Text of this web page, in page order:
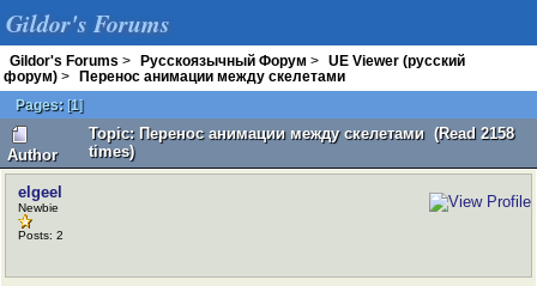
Gildor's Forums
Gildor's Forums > Русскоязычный Форум >
UE Viewer (русский
форум) >
Перенос анимации между скелетами
Pages: [1]
Author
Topic: Перенос анимации между скелетами (Read 2158
times)
elgeel
Newbie
Posts: 2